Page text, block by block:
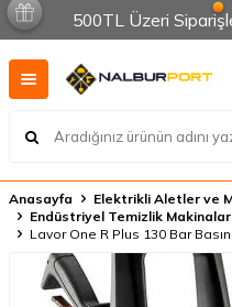
500TL Üzeri
Anasayfa
Elektrikli Aletler ve
Endüstriyel Temizlik
Lavor One R Plus 130 Bar